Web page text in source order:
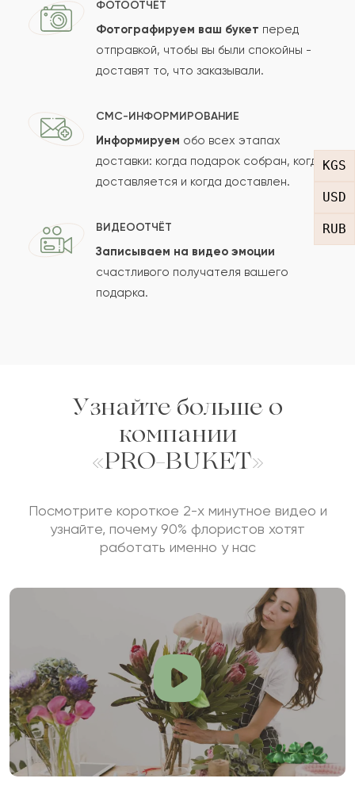
KGS
USD
RUB
Ваш e-mail
Рейтинг:
Проверяем на спам.
ОСТАВИТЬ ОТЗЫВ
ФОТООТЧЁТ
Фотографируем ваш букет перед
отправкой, чтобы вы были спокойны -
доставят то, что заказывали.
СМС-ИНФОРМИРОВАНИЕ
Информируем обо всех этапах
доставки: когда подарок собран, когда
доставляется и когда доставлен.
ВИДЕООТЧЁТ
Записываем на видео эмоции
счастливого получателя вашего
подарка.
Узнайте больше о
компании
«PRO-BUKET»
Посмотрите короткое 2-х минутное видео и
узнайте, почему 90% флористов хотят
работать именно у нас